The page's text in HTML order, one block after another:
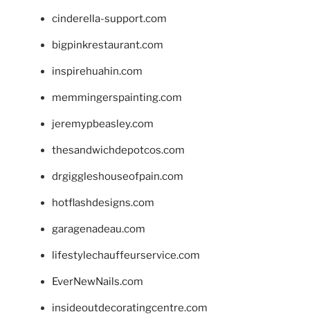
cinderella-support.com
bigpinkrestaurant.com
inspirehuahin.com
memmingerspainting.com
jeremypbeasley.com
thesandwichdepotcos.com
drgiggleshouseofpain.com
hotflashdesigns.com
garagenadeau.com
lifestylechauffeurservice.com
EverNewNails.com
insideoutdecoratingcentre.com